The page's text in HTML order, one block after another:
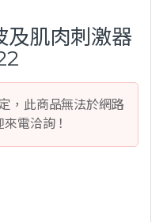
及肌肉刺激器
，此商品無法於網路
電洽詢！